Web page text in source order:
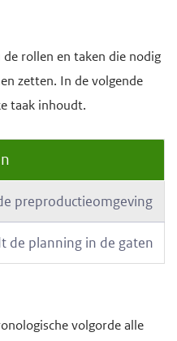
rollen en taken die nodig
zetten. In de volgende
taak inhoudt.
preproductieomgeving
de planning in de gaten
volgorde alle